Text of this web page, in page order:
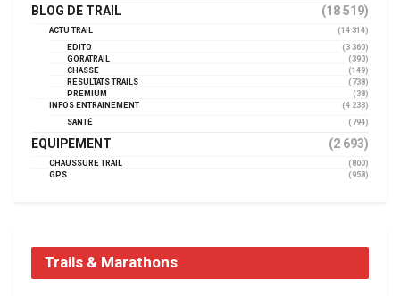
BLOG DE TRAIL (18 519)
ACTU TRAIL
(14 314)
EDITO
(3 360)
GORATRAIL
(390)
CHASSE
(149)
RÉSULTATS TRAILS
(738)
PREMIUM
(38)
INFOS ENTRAINEMENT
(4 233)
SANTÉ
(794)
EQUIPEMENT (2 693)
CHAUSSURE TRAIL
(800)
GPS
(958)
Trails & Marathons